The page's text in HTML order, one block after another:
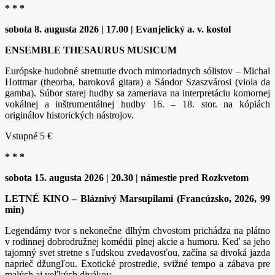
* * *
sobota 8. augusta 2026 | 17.00 | Evanjelický a. v. kostol
ENSEMBLE THESAURUS MUSICUM
Európske hudobné stretnutie dvoch mimoriadnych sólistov – Michal
Hottmar (theorba, baroková gitara) a Sándor Szaszvárosi (viola da
gamba). Súbor starej hudby sa zameriava na interpretáciu komornej
vokálnej a inštrumentálnej hudby 16. – 18. stor. na kópiách
originálov historických nástrojov.
Vstupné 5 €
* * *
sobota 15. augusta 2026 | 20.30 | námestie pred Rozkvetom
LETNÉ KINO – Bláznivý Marsupilami (Francúzsko, 2026, 99
min)
Legendárny tvor s nekonečne dlhým chvostom prichádza na plátno
v rodinnej dobrodružnej komédii plnej akcie a humoru. Keď sa jeho
tajomný svet stretne s ľudskou zvedavosťou, začína sa divoká jazda
naprieč džungľou. Exotické prostredie, svižné tempo a zábava pre